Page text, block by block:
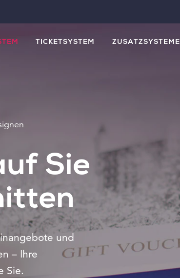
TICKETSYSTEM ZUSATZSYSTEME
Sie
und
– Ihre
Sie.